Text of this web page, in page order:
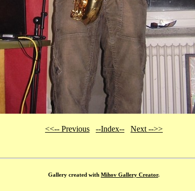
<<-- Previous --Index-- Next -->>
Gallery created with Mihov Gallery Creator.